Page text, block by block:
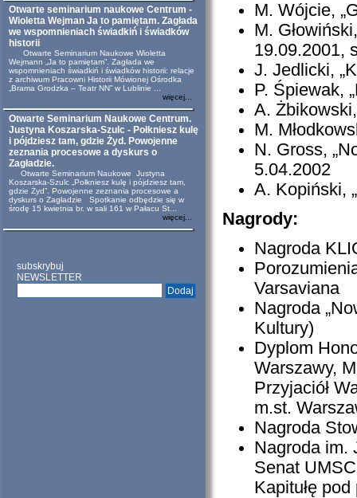
Otwarte seminarium naukowe Centrum -
Wioletta Wejman Ja to pamiętam. Zagłada
we wspomnieniach świadkiń i świadków
historii
Otwarte Seminarium Naukowe Wioletta
Wejmann „Ja to pamiętam”. Zagłada we
wspomnieniach świadkiń i świadków historii: relacje
z archiwum Pracowni Historii Mówionej Ośrodka
„Brama Grodzka – Teatr NN” w Lublinie ...
więcej...
Otwarte Seminarium Naukowe Centrum.
Justyna Koszarska-Szulc - Połkniesz kulę
i pójdziesz tam, gdzie Żyd. Powojenne
zeznania procesowe a dyskurs o
Zagładzie.
Otwarte Seminarium Naukowe Justyna
Koszarska-Szulc „Połkniesz kulę i pójdziesz tam,
gdzie Żyd”. Powojenne zeznania procesowe a
dyskurs o Zagładzie Spotkanie odbędzie się w
środę 15 kwietnia br. w sali 161 w Pałacu St...
więcej...
subskrybuj
NEWSLETTER
M. Wójcie,
M.
19.09.2001,
J. Jedlicki,
P. Śpiewak,
A.
M.
N. Gross,
5.04.2002
A. Kopiński,
Nagrody:
Nagroda
Varsaviana
Nagroda
Kultury)
Dyplom
Warszawy,
Przyjaciół
m.st.
Nagroda
Nagroda im.
Senat
Kapitułę